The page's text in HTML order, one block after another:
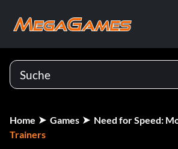
Home Games
Need for Speed:
Trainers